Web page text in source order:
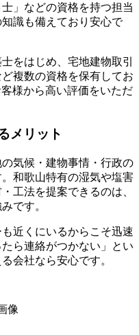
」などの資格を持つ担当
識も備えており安心で
をはじめ、宅地建物取引
複数の資格を保有してお
様から高い評価をいただ
メリット
気候・建物事情・行政の
和歌山特有の湿気や塩害
工法を提案できるのは、
です。
近くにいるからこそ迅速
ら連絡がつかない」とい
会社なら安心です。